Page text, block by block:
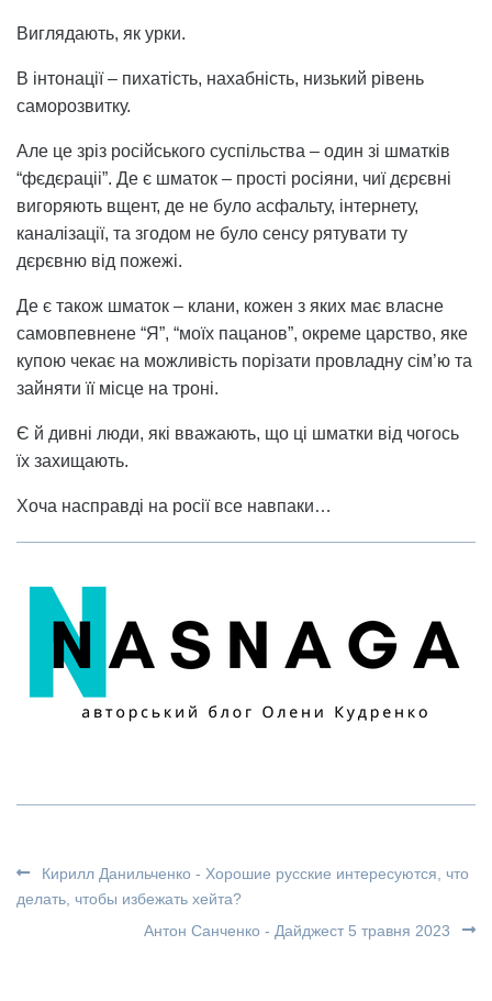
Виглядають, як урки.
В інтонації – пихатість, нахабність, низький рівень
саморозвитку.
Але це зріз російського суспільства – один зі шматків
“фєдєраціі”. Де є шматок – прості росіяни, чиї дєрєвні
вигоряють вщент, де не було асфальту, інтернету,
каналізації, та згодом не було сенсу рятувати ту
дєрєвню від пожежі.
Де є також шматок – клани, кожен з яких має власне
самовпевнене “Я”, “моїх пацанов”, окреме царство, яке
купою чекає на можливість порізати провладну сім’ю та
зайняти її місце на троні.
Є й дивні люди, які вважають, що ці шматки від чогось
їх захищають.
Хоча насправді на росії все навпаки…
Кирилл Данильченко - Хорошие русские интересуются, что
делать, чтобы избежать хейта?
Антон Санченко - Дайджест 5 травня 2023